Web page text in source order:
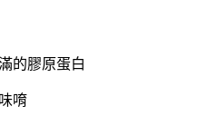
的膠原蛋白
唷